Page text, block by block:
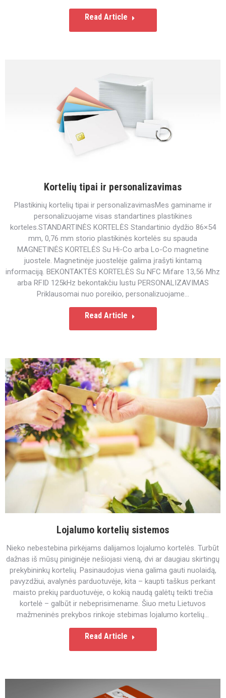
Read Article
Kortelių tipai ir personalizavimas
Plastikinių kortelių tipai ir personalizavimasMes gaminame ir
personalizuojame visas standartines plastikines
korteles.STANDARTINĖS KORTELĖS Standartinio dydžio 86×54
mm, 0,76 mm storio plastikinės kortelės su spauda
MAGNETINĖS KORTELĖS Su Hi-Co arba Lo-Co magnetine
juostele. Magnetinėje juostelėje galima įrašyti kintamą
informaciją. BEKONTAKTĖS KORTELĖS Su NFC Mifare 13,56 Mhz
arba RFID 125kHz bekontakčiu lustu PERSONALIZAVIMAS
Priklausomai nuo poreikio, personalizuojame…
Read Article
Lojalumo kortelių sistemos
Nieko nebestebina pirkėjams dalijamos lojalumo kortelės. Turbūt
dažnas iš mūsų piniginėje nešiojasi vieną, dvi ar daugiau skirtingų
prekybininkų kortelių. Pasinaudojus viena galima gauti nuolaidą,
pavyzdžiui, avalynės parduotuvėje, kita – kaupti taškus perkant
maisto prekių parduotuvėje, o kokią naudą galėtų teikti trečia
kortelė – galbūt ir nebeprisimename. Šiuo metu Lietuvos
mažmeninės prekybos rinkoje stebimas lojalumo kortelių…
Read Article